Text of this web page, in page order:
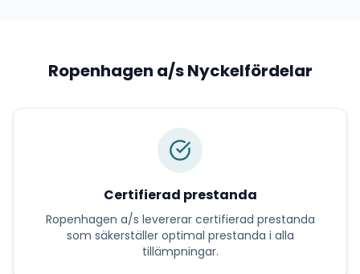
Ropenhagen a/sNyckelfördelar
Certifierad prestanda
Ropenhagen a/s levererar certifierad prestanda
som säkerställer optimal prestanda i alla
tillämpningar.